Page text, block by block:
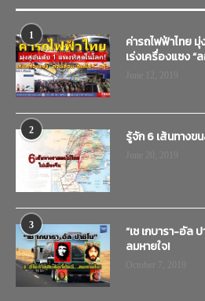
1
ค่ารถไฟฟ้าไทย
เร่งเครื่องแซง
2 รู้จัก 6 เส้นทางข
3
“เช เกบารา-อัล
ลมหายใจ!